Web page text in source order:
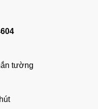
tường